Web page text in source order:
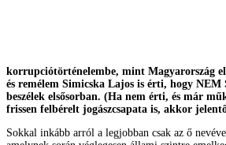
korrupciótörténelembe, mint Magyarország
és remélem Simicska Lajos is érti, hogy NEM
beszélek elsősorban. (Ha nem érti, és már
frissen felbérelt jogászcsapata is, akkor
Sokkal inkább arról a legjobban csak az ő